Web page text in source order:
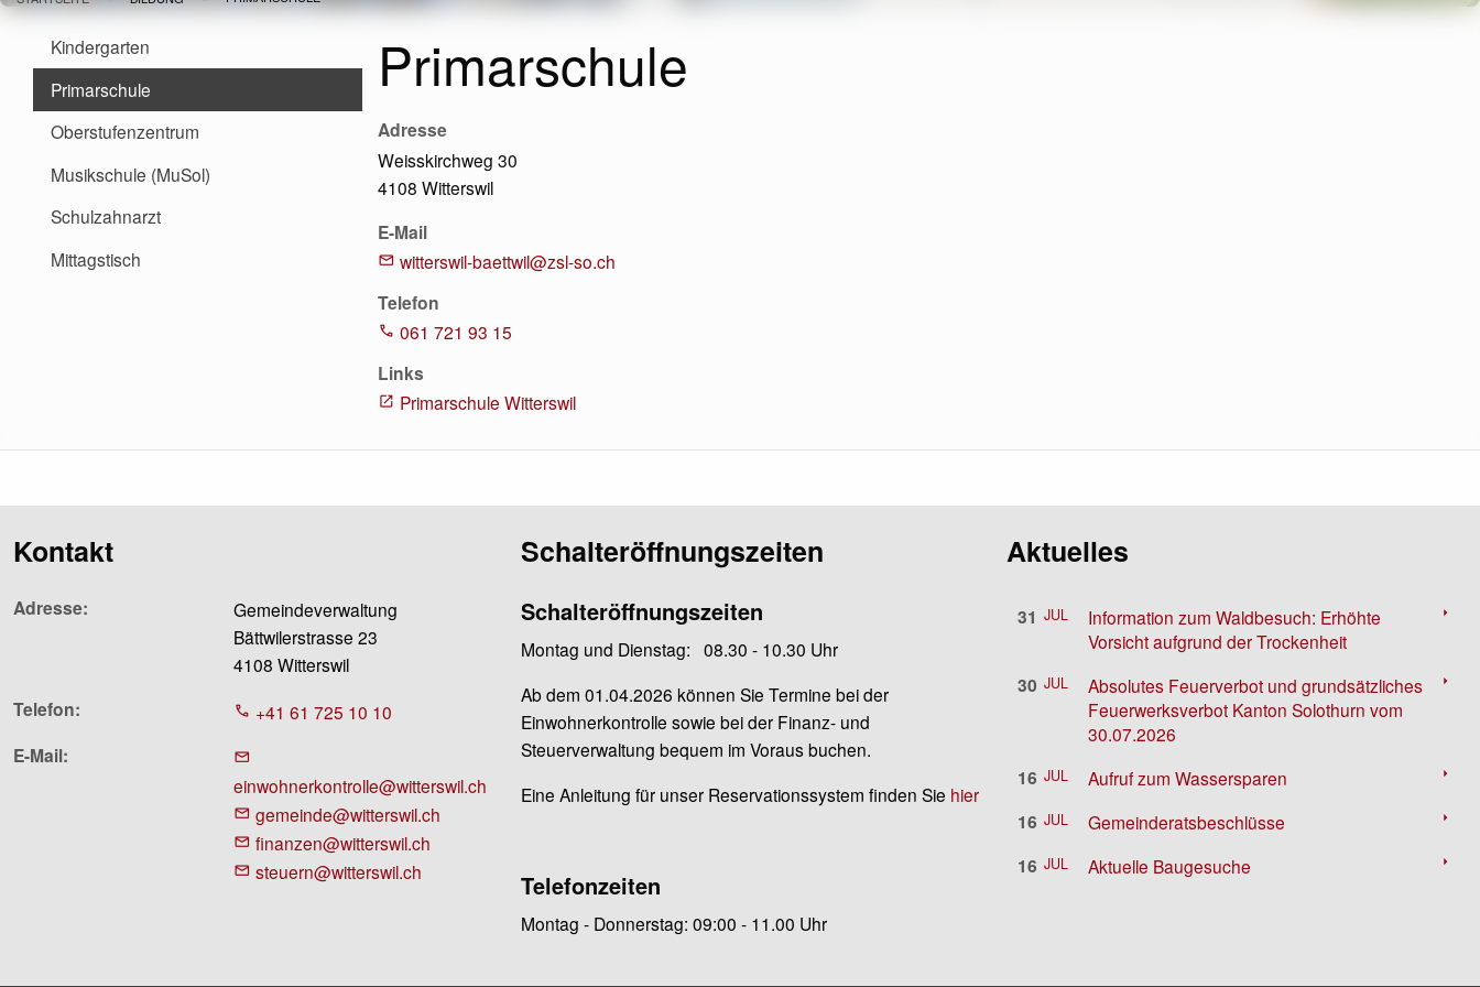
Pfadnavigation
Hauptnavigation
Kindergarten
Primarschule
Oberstufenzentrum
Musikschule (MuSol)
Schulzahnarzt
Mittagstisch
Primarschule
Adresse
Weisskirchweg 30
4108 Witterswil
E-Mail
witterswil-baettwil@zsl-so.ch
Telefon
061 721 93 15
Links
Primarschule Witterswil
Kontakt
Adresse
Gemeindeverwaltung
Bättwilerstrasse 23
4108 Witterswil
Telefon +41 61 725 10 10
E-Mail
einwohnerkontrolle@witterswil.ch
gemeinde@witterswil.ch
finanzen@witterswil.ch
steuern@witterswil.ch
Schalteröffnungszeiten
Schalteröffnungszeiten
Montag und Dienstag: 08.30 - 10.30 Uhr
Ab dem 01.04.2026 können Sie Termine bei der
Einwohnerkontrolle sowie bei der Finanz- und
Steuerverwaltung bequem im Voraus buchen.
Eine Anleitung für unser Reservationssystem finden Sie hier
Telefonzeiten
Montag - Donnerstag: 09:00 - 11.00 Uhr
Aktuelles
31 JUL
Information zum Waldbesuch: Erhöhte
Vorsicht aufgrund der Trockenheit
arrow_right
30 JUL
Absolutes Feuerverbot und grundsätzliches
Feuerwerksverbot Kanton Solothurn vom
30.07.2026
arrow_right
16 JUL Aufruf zum Wassersparen arrow_right
16 JUL Gemeinderatsbeschlüsse arrow_right
16 JUL Aktuelle Baugesuche arrow_right